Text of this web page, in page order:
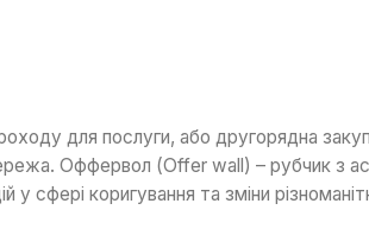
для послуги, або другорядна
Оффервол (Offer wall) – рубчик з
сфері коригування та зміни